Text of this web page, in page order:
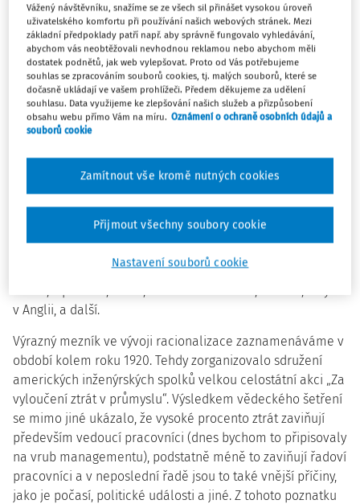
tvůrčím přístupem s využíváním předchozích zkušeností a
vlastního rozumu. Je tedy zřejmé, že vývoj člověka a jeho
potřeby byly a jsou trvale ve znamení soustavného
zdokonalování podmínek své existence, což nejlépe
dokumentují např. různé úpravy nářadí a nástrojů, které se
účelně tvarovaly, aby co nejlépe odpovídaly tvaru lidské
ruky, prostě aby se s nimi co nejpohodlněji pracovalo.
V průběhu dalšího vývoje v průmyslu se myšlenky a
metodika racionalizace zdokonalovaly a uplatňovaly se
nejen ve výrobě, ale i v dalších oborech lidské činnosti,
řízení výroby se podíleli vědci z oborů zejména
např.: Münsterberg, Bingham, Whipple v USA; Sečenov v
v Anglii, a další.
Výrazný mezník ve vývoji racionalizace zaznamenáváme v
období kolem roku 1920. Tehdy zorganizovalo sdružení
amerických inženýrských spolků velkou celostátní akci „Za
vyloučení ztrát v průmyslu“. Výsledkem vědeckého šetření
se mimo jiné ukázalo, že vysoké procento ztrát zaviňují
především vedoucí pracovníci (dnes bychom to připisovaly
na vrub managementu), podstatně méně to zaviňují řadoví
pracovníci a v neposlední řadě jsou to také vnější příčiny,
jako je počasí, politické události a jiné. Z tohoto poznatku
Vážený návštěvníku, snažíme se ze všech sil přinášet vysokou úroveň
uživatelského komfortu při používání našich webových stránek. Mezi
základní předpoklady patří např. aby správně fungovalo vyhledávání,
abychom vás neobtěžovali nevhodnou reklamou nebo abychom měli
dostatek podnětů, jak web vylepšovat. Proto od Vás potřebujeme
souhlas se zpracováním souborů cookies, tj. malých souborů, které se
dočasně ukládají ve vašem prohlížeči. Předem děkujeme za udělení
souhlasu. Data využijeme ke zlepšování našich služeb a přizpůsobení
obsahu webu přímo Vám na míru. Oznámení o ochraně osobních údajů a
souborů cookie
Nastavení souborů cookie
Zamítnout vše kromě nutných cookies
Přijmout všechny soubory cookie